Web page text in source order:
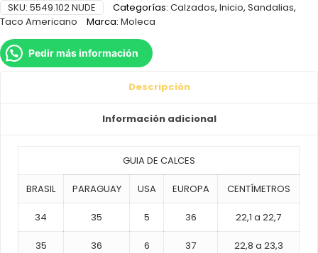
SKU: 5549.102 NUDE Categorías: Calzados, Inicio, Sandalias,
Taco Americano
Marca: Moleca
Pedir más información
Descripción
Información adicional
GUIA DE CALCES
BRASIL PARAGUAY USA EUROPA CENTÍMETROS
34 35 5 36 22,1 a 22,7
35 36 6 37 22,8 a 23,3